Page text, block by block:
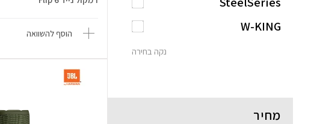
הוסף להשוואה
W-KING
נקה בחירה
מחיר